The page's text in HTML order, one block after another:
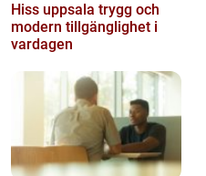
Hiss uppsala trygg och
modern tillgänglighet i
vardagen